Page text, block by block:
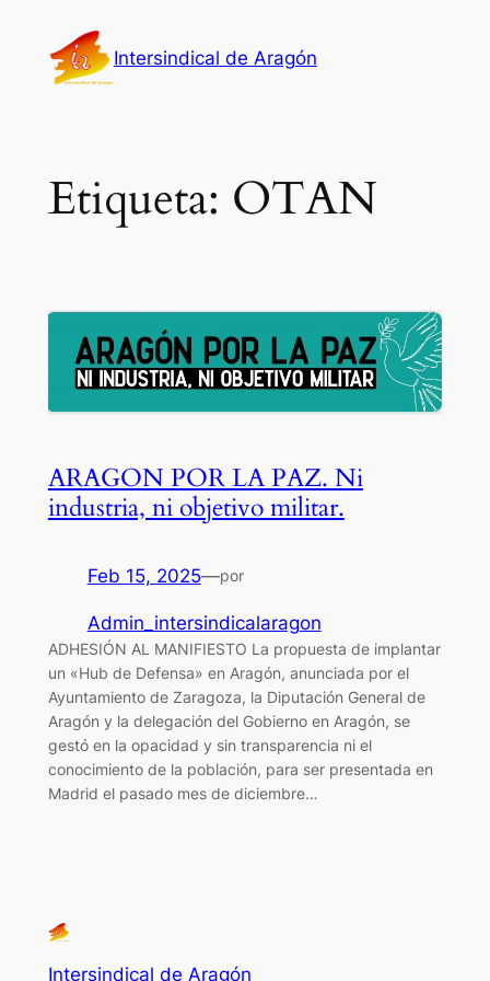
contenido
Intersindical de Aragón
Etiqueta: OTAN
ARAGON POR LA PAZ. Ni
industria, ni objetivo militar.
Feb 15, 2025—por
Admin_intersindicalaragon
ADHESIÓN AL MANIFIESTO La propuesta de implantar
un «Hub de Defensa» en Aragón, anunciada por el
Ayuntamiento de Zaragoza, la Diputación General de
Aragón y la delegación del Gobierno en Aragón, se
gestó en la opacidad y sin transparencia ni el
conocimiento de la población, para ser presentada en
Madrid el pasado mes de diciembre…
Intersindical de Aragón